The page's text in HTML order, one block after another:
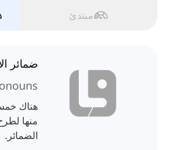
مبتدئ
ضمائر
هناك
منها
الضمائر.